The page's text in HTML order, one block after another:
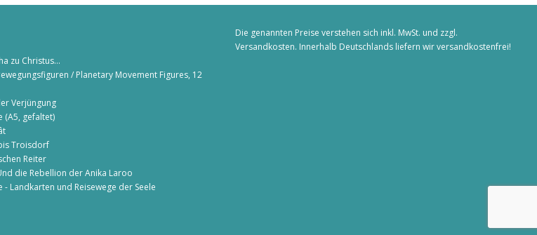
zu Christus...
/ Planetary Movement Figures, 12
Verjüngung
(A5, gefaltet)
Troisdorf
Reiter
die Rebellion der Anika Laroo
- Landkarten und Reisewege der Seele
Die genannten Preise verstehen sich inkl. MwSt. und zzgl.
Versandkosten. Innerhalb Deutschlands liefern wir versandkostenfrei!